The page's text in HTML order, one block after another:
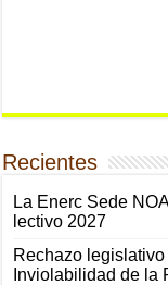
Recientes
La Enerc Sede
lectivo 2027
Rechazo
Inviolabilidad de la